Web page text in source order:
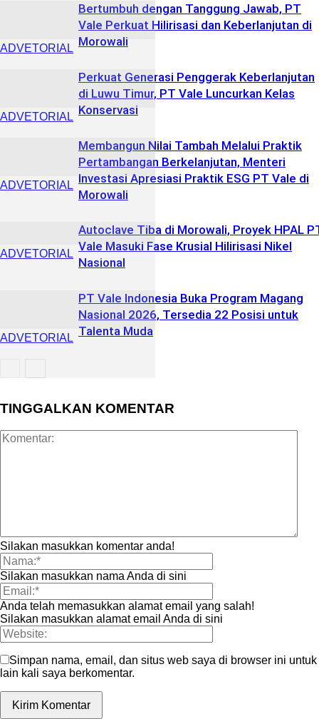
ADVETORIAL
ADVETORIAL
Bertumbuh dengan Tanggung Jawab, PT
Vale Perkuat Hilirisasi dan Keberlanjutan di
Morowali
ADVETORIAL
Perkuat Generasi Penggerak Keberlanjutan
di Luwu Timur, PT Vale Luncurkan Kelas
Konservasi
ADVETORIAL
Membangun Nilai Tambah Melalui Praktik
Pertambangan Berkelanjutan, Menteri
Investasi Apresiasi Praktik ESG PT Vale di
Morowali
ADVETORIAL
Autoclave Tiba di Morowali, Proyek HPAL
Vale Masuki Fase Krusial Hilirisasi Nikel
Nasional
ADVETORIAL
PT Vale Indonesia Buka Program Magang
Nasional 2026, Tersedia 22 Posisi untuk
Talenta Muda
TINGGALKAN KOMENTAR
Silakan masukkan komentar anda!
Silakan masukkan nama Anda di sini
Anda telah memasukkan alamat email yang salah!
Silakan masukkan alamat email Anda di sini
Simpan nama, email, dan situs web saya di browser ini untuk
lain kali saya berkomentar.